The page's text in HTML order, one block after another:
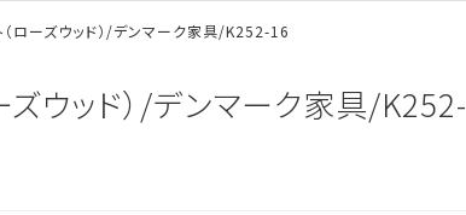
ーズウッド）/デンマーク家具/K252-16
ウッド）/デンマーク家具/K252-